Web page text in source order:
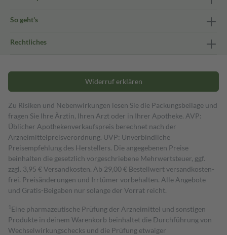
So geht's
Rechtliches
Widerruf erklären
Zu Risiken und Nebenwirkungen lesen Sie die Packungsbeilage und
fragen Sie Ihre Ärztin, Ihren Arzt oder in Ihrer Apotheke. AVP:
Üblicher Apothekenverkaufspreis berechnet nach der
Arzneimittelpreisverordnung. UVP: Unverbindliche
Preisempfehlung des Herstellers. Die angegebenen Preise
beinhalten die gesetzlich vorgeschriebene Mehrwertsteuer, ggf.
zzgl. 3,95 € Versandkosten. Ab 29,00 € Bestell­wert versand­kosten­
frei. Preisänderungen und Irrtümer vorbehalten. Alle Angebote
und Gratis-Beigaben nur solange der Vorrat reicht.
1 Eine pharmazeutische Prüfung der Arzneimittel und sonstigen
Produkte in deinem Warenkorb beinhaltet die Durchführung von
Wechselwirkungschecks und die Prüfung etwaiger